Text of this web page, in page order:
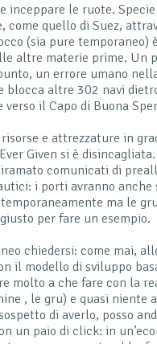
inceppare le ruote.
come quello di Suez,
(sia pure temporaneo)
altre materie prime. Un
un errore umano
blocca altre 302 navi
il Capo di Buona
e attrezzature in
Given si è
comunicati di
i porti avranno anche
ma le
per fare un esempio.
chiedersi: come mai,
il modello di sviluppo
molto a che fare con la
, le gru) e quasi niente
di averlo, posso
un paio di click: in